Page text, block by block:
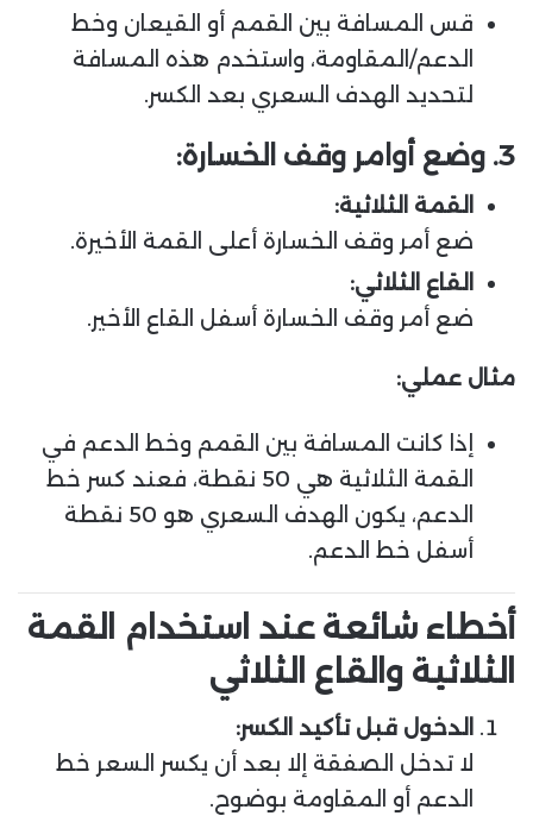
قس المسافة بين القمم أو القيعان وخط
الدعم/المقاومة، واستخدم هذه المسافة
لتحديد الهدف السعري بعد الكسر.
3. وضع أوامر وقف الخسارة:
القمة الثلاثية:
ضع أمر وقف الخسارة أعلى القمة الأخيرة.
القاع الثلاثي:
ضع أمر وقف الخسارة أسفل القاع الأخير.
مثال عملي:
إذا كانت المسافة بين القمم وخط الدعم في
القمة الثلاثية هي 50 نقطة، فعند كسر خط
الدعم، يكون الهدف السعري هو 50 نقطة
أسفل خط الدعم.
أخطاء شائعة عند استخدام القمة
الثلاثية والقاع الثلاثي
الدخول قبل تأكيد الكسر:
لا تدخل الصفقة إلا بعد أن يكسر السعر خط
الدعم أو المقاومة بوضوح.